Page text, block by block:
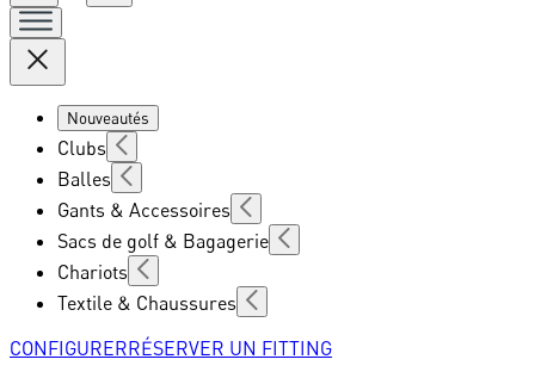
Nouveautés
Clubs
Balles
Gants & Accessoires
Sacs de golf & Bagagerie
Chariots
Textile & Chaussures
CONFIGURERRÉSERVER UN FITTING